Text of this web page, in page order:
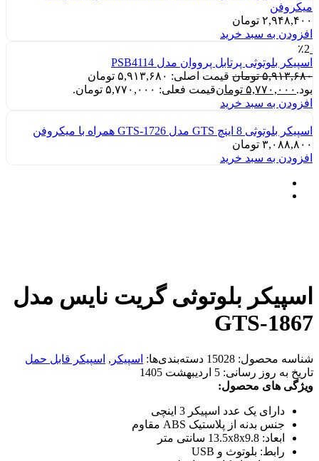
میکروفن
۲,۹۴۸,۴۰۰ تومان
افزودن به سبد خرید
٪2
اسپیکر بلوتوثی پرتابل پرووان مدل PSB4114
۵,۹۱۳,۶۸۰ تومان
قیمت اصلی: ۵,۹۱۳,۶۸۰ تومان
بود. ۵,۷۷۰,۰۰۰ تومانقیمت فعلی: ۵,۷۷۰,۰۰۰ تومان.
افزودن به سبد خرید
اسپیکر بلوتوثی 8 اینچ GTS مدل GTS-1726 همراه با میکروفن
۳,۰۸۸,۸۰۰ تومان
افزودن به سبد خرید
اسپیکر بلوتوثی گریت نایس مدل
GTS-1867
شناسه محصول: 15028 دسته‌بندی‌ها: اسپیکر , اسپیکر قابل حمل
تاریخ به روز رسانی: 5 اردیبهشت 1405
ویژگی های محصول:
دارای یک عدد اسپیکر 3 اینچی
جنس بدنه از پلاستیک ABS مقاوم
ابعاد: 13.5x8x9.8 سانتی متر
رابط: بلوتوث و USB